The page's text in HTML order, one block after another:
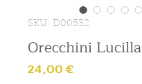
SKU: D00532
Orecchini Lucilla
24,00 €Prezzo